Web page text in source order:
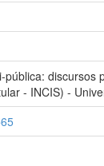
pública:
- INCIS) -